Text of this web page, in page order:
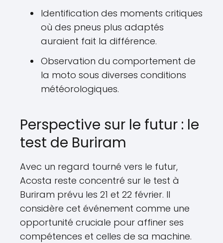
Identification des moments critiques
où des pneus plus adaptés
auraient fait la différence.
Observation du comportement de
la moto sous diverses conditions
météorologiques.
Perspective sur le futur : le
test de Buriram
Avec un regard tourné vers le futur,
Acosta reste concentré sur le test à
Buriram prévu les 21 et 22 février. Il
considère cet événement comme une
opportunité cruciale pour affiner ses
compétences et celles de sa machine.